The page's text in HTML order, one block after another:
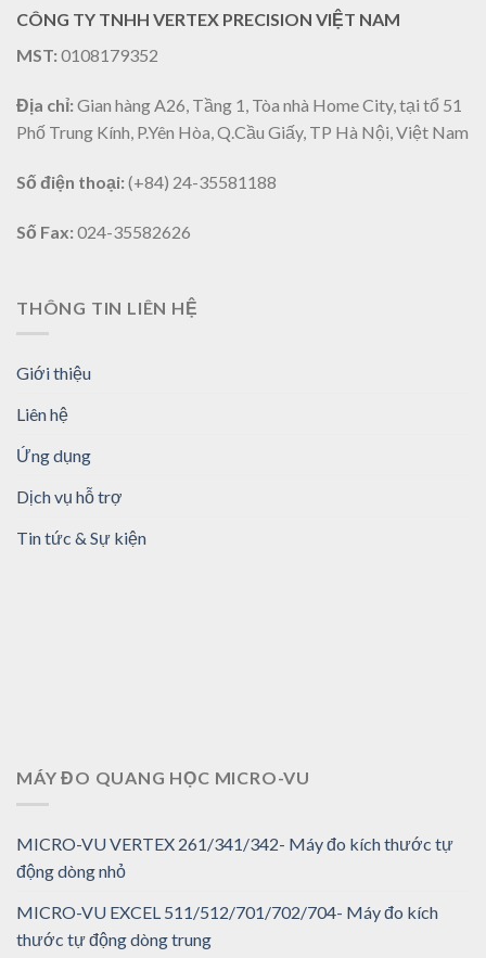
CÔNG TY TNHH VERTEX PRECISION VIỆT NAM
MST: 0108179352
Địa chỉ: Gian hàng A26, Tầng 1, Tòa nhà Home City, tại tổ 51
Phố Trung Kính, P.Yên Hòa, Q.Cầu Giấy, TP Hà Nội, Việt Nam
Số điện thoại: (+84) 24-35581188
Số Fax: 024-35582626
THÔNG TIN LIÊN HỆ
Giới thiệu
Liên hệ
Ứng dụng
Dịch vụ hỗ trợ
Tin tức & Sự kiện
MÁY ĐO QUANG HỌC MICRO-VU
MICRO-VU VERTEX 261/341/342- Máy đo kích thước tự
động dòng nhỏ
MICRO-VU EXCEL 511/512/701/702/704- Máy đo kích
thước tự động dòng trung